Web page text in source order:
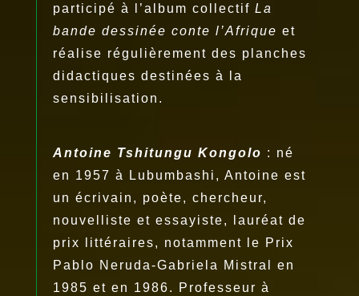
participé à l’album collectif La
bande dessinée conte l’Afrique et
réalise régulièrement des planches
didactiques destinées à la
sensibilisation.
Antoine Tshitungu Kongolo : né
en 1957 à Lubumbashi, Antoine est
un écrivain, poète, chercheur,
nouvelliste et essayiste, lauréat de
prix littéraires, notamment le Prix
Pablo Neruda-Gabriela Mistral en
1985 et en 1986. Professeur à